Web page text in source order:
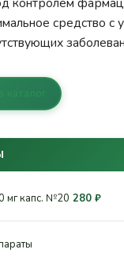
средство с
мг капс. №20 280 ₽